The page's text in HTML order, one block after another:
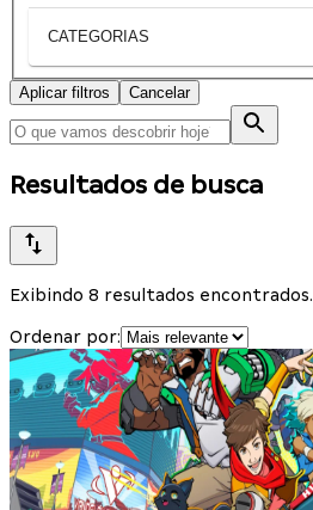
CATEGORIAS
Aplicar filtros Cancelar
Resultados de busca
Exibindo 8 resultados encontrados.
Ordenar por: